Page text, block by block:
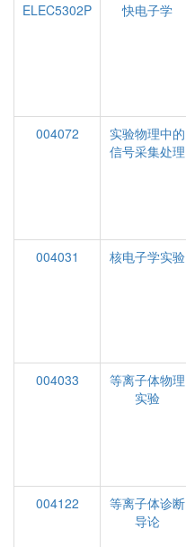
ELEC5302P
快电子学
004072
实验物理中的
信号采集处理
004031
核电子学实验
004033
等离子体物理
实验
004122
等离子体诊断
导论